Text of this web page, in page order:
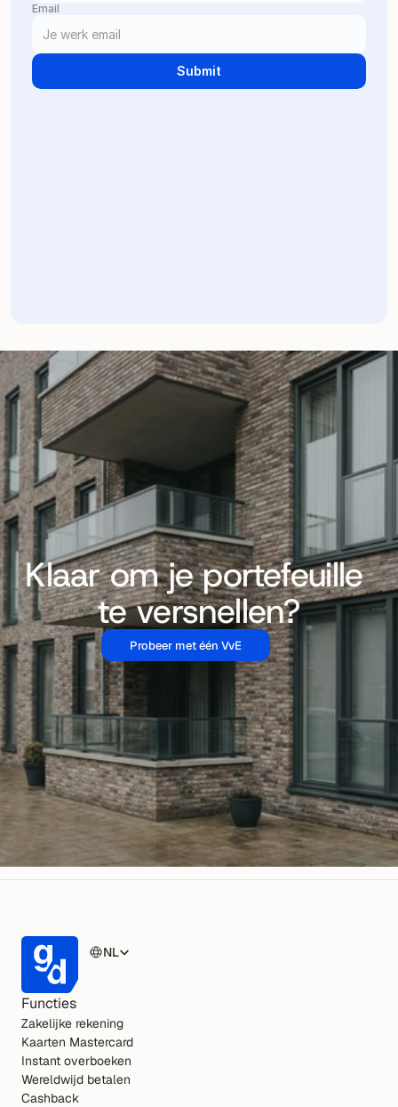
Email
Submit
Klaar om je portefeuille
te versnellen?
Probeer met één VvE
NL
Functies
Zakelijke rekening
Kaarten Mastercard
Instant overboeken
Wereldwijd betalen
Cashback